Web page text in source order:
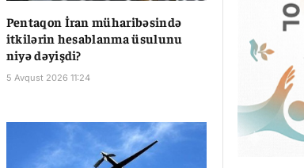
Pentaqon İran müharibəsində
itkilərin hesablanma üsulunu
niyə dəyişdi?
5 Avqust 2026 11:24